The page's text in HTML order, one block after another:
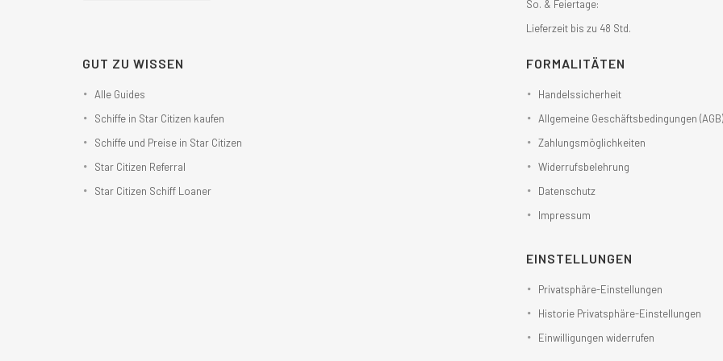
So. & Feiertage:
Lieferzeit bis zu 48 Std.
GUT ZU WISSEN
Alle Guides
Schiffe in Star Citizen kaufen
Schiffe und Preise in Star Citizen
Star Citizen Referral
Star Citizen Schiff Loaner
FORMALITÄTEN
Handelssicherheit
Allgemeine Geschäftsbedingungen (AGB)
Zahlungsmöglichkeiten
Widerrufsbelehrung
Datenschutz
Impressum
EINSTELLUNGEN
Privatsphäre-Einstellungen
Historie Privatsphäre-Einstellungen
Einwilligungen widerrufen